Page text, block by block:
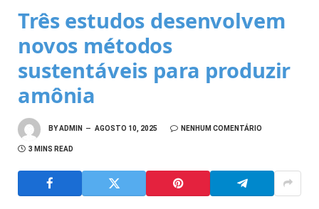
Três estudos desenvolvem
novos métodos
sustentáveis para produzir
amônia
BYADMIN AGOSTO 10, 2025 NENHUM COMENTÁRIO
3 MINS READ